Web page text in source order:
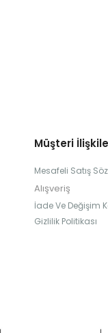
Müşteri
Mesafeli Satış
Alışveriş
İade Ve Değişim
Gizlilik Politikası